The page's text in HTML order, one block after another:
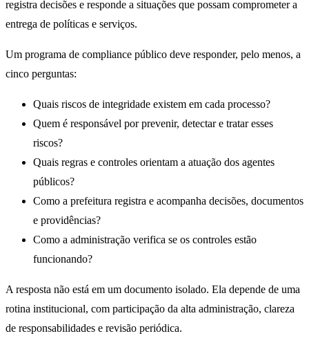
registra decisões e responde a situações que possam comprometer a
entrega de políticas e serviços.
Um programa de compliance público deve responder, pelo menos, a
cinco perguntas:
Quais riscos de integridade existem em cada processo?
Quem é responsável por prevenir, detectar e tratar esses
riscos?
Quais regras e controles orientam a atuação dos agentes
públicos?
Como a prefeitura registra e acompanha decisões, documentos
e providências?
Como a administração verifica se os controles estão
funcionando?
A resposta não está em um documento isolado. Ela depende de uma
rotina institucional, com participação da alta administração, clareza
de responsabilidades e revisão periódica.